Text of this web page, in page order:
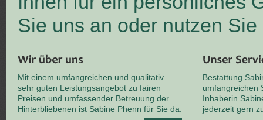
Sie uns an oder nutzen
Mit einem umfangreichen und qualitativ
sehr guten Leistungsangebot zu fairen
Preisen und umfassender Betreuung der
Hinterbliebenen ist Sabine Phenn für Sie da.
Bestattung
umfangreichen
Inhaberin
jederzeit gern